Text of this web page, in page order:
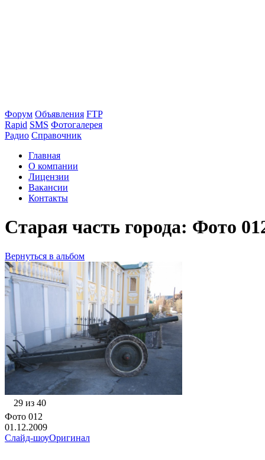
Форум Объявления FTP
Rapid SMS Фотогалерея
Радио Справочник
Главная
О компании
Лицензии
Вакансии
Контакты
Старая часть города: Фото
Вернуться в альбом
29 из 40
Фото 012
01.12.2009
Слайд-шоуОригинал